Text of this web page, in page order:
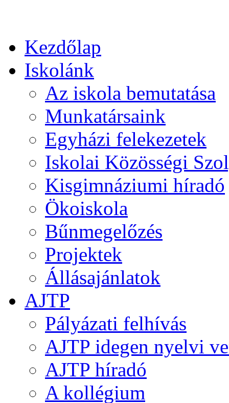
Kezdőlap
Iskolánk
Az iskola bemutatása
Munkatársaink
Egyházi felekezetek
Iskolai Közösségi
Kisgimnáziumi híradó
Ökoiskola
Bűnmegelőzés
Projektek
Állásajánlatok
AJTP
Pályázati felhívás
AJTP idegen nyelvi
AJTP híradó
A kollégium